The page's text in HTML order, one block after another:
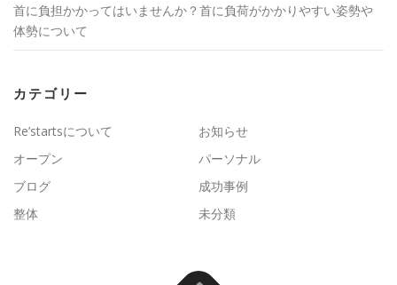
首に負担かかってはいませんか？首に負荷がかかりやすい姿勢や
体勢について
カテゴリー
Re’startsについて
お知らせ
オープン
パーソナル
ブログ
成功事例
整体
未分類